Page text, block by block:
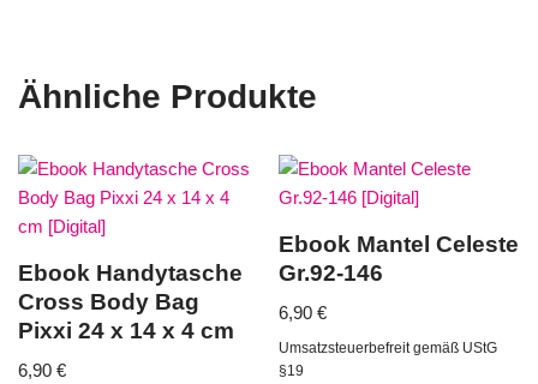
Ähnliche Produkte
Ebook Handytasche
Cross Body Bag
Pixxi 24 x 14 x 4 cm
6,90 €
Ebook Mantel Celeste
Gr.92-146
6,90€
Umsatzsteuerbefreit gemäß UStG
§19